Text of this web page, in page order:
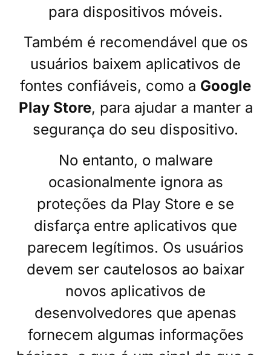
para dispositivos móveis.
Também é recomendável que os
usuários baixem aplicativos de
fontes confiáveis, como a Google
Play Store, para ajudar a manter a
segurança do seu dispositivo.
No entanto, o malware
ocasionalmente ignora as
proteções da Play Store e se
disfarça entre aplicativos que
parecem legítimos. Os usuários
devem ser cautelosos ao baixar
novos aplicativos de
desenvolvedores que apenas
fornecem algumas informações